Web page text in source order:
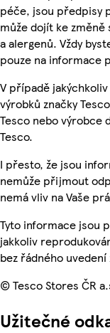
péče, jsou předpisy
může dojít ke
a alergenů. Vždy
pouze na informace
V případě
výrobků značky
Tesco nebo výrobce
Tesco.
I přesto, že jsou
nemůže přijmout
nemá vliv na Vaše
Tyto informace jsou
jakkoliv
bez řádného
© Tesco Stores ČR
Užitečné